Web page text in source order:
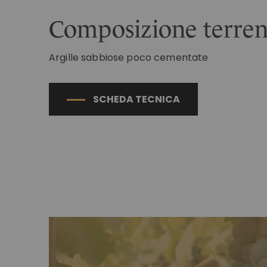
Composizione
Argille sabbiose poco cementate
SCHEDA TECNICA